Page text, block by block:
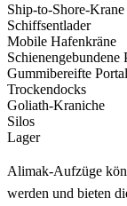
Ship-to-Shore-Krane
Schiffsentlader
Mobile Hafenkräne
Schienengebundene
Gummibereifte
Trockendocks
Goliath-Kraniche
Silos
Lager
Alimak-Aufzüge
werden und bieten